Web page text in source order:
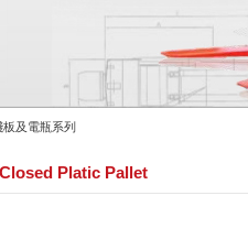
及電瓶系列
Platic Pallet